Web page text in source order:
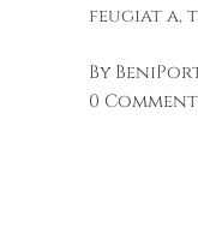
feugiat a,
By
0